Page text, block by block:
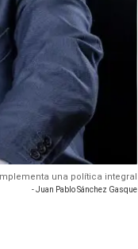
una política integral
- Juan Pablo Sánchez Gasque